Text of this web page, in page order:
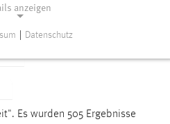
Es wurden 505 Ergebnisse
anzeigen
die einwandfreie Funktion der
Datenschutz